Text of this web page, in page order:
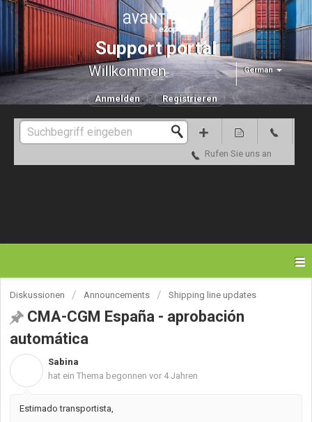
Support portal
German
Willkommen
Anmelden Registrieren
Rufen Sie uns an
Diskussionen Announcements Shipping line updates
CMA-CGM España - aprobación
automática
Sabina
hat ein Thema begonnen vor 4 Jahren
Estimado transportista,